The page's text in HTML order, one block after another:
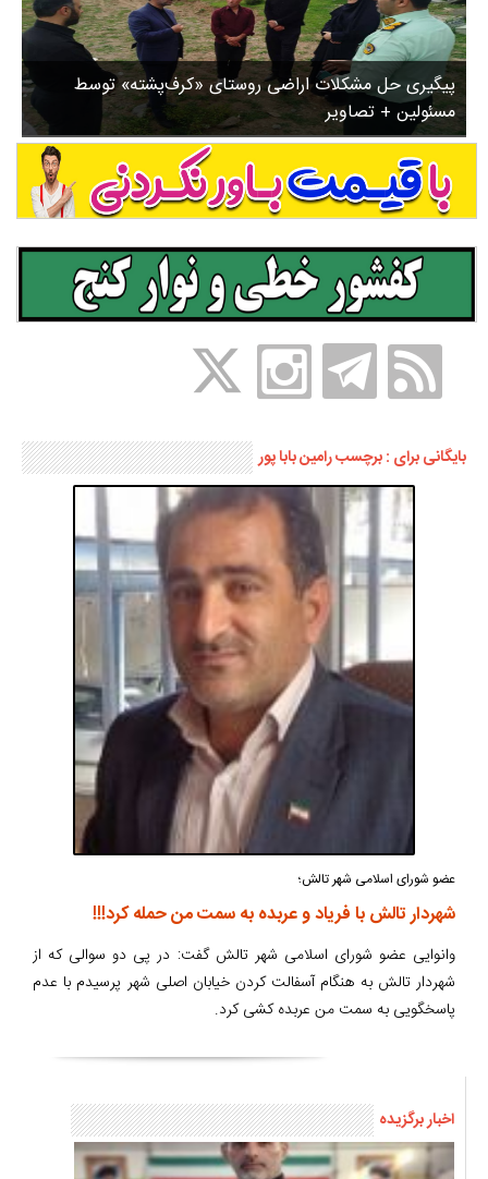
پیگیری حل مشکلات اراضی روستای «کرف‌پشته» توسط
مسئولین + تصاویر
س
ت
ش
د
.
بایگانی برای : برچسب رامین بابا پور
عضو شورای اسلامی شهر تالش؛
شهردار تالش با فریاد و عربده به سمت من حمله کرد!!!
وانوایی عضو شورای اسلامی شهر تالش گفت: در پی دو سوالی که از
شهردار تالش به هنگام آسفالت کردن خیابان اصلی شهر پرسیدم با عدم
پاسخگویی به سمت من عربده کشی کرد.
اخبار برگزیده